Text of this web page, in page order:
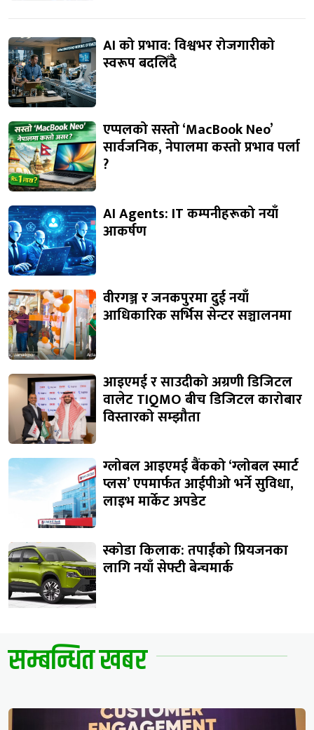
AI को प्रभाव: विश्वभर रोजगारीको
स्वरूप बदलिँदै
एप्पलको सस्तो ‘MacBook Neo’
सार्वजनिक, नेपालमा कस्तो प्रभाव पर्ला
?
AI Agents: IT कम्पनीहरूको नयाँ
आकर्षण
वीरगञ्ज र जनकपुरमा दुई नयाँ
आधिकारिक सर्भिस सेन्टर सञ्चालनमा
आइएमई र साउदीको अग्रणी डिजिटल
वालेट TIQMO बीच डिजिटल कारोबार
विस्तारको सम्झौता
ग्लोबल आइएमई बैंकको ‘ग्लोबल स्मार्ट
प्लस’ एपमार्फत आईपीओ भर्ने सुविधा,
लाइभ मार्केट अपडेट
स्कोडा किलाक: तपाईंको प्रियजनका
लागि नयाँ सेफ्टी बेन्चमार्क
सम्बन्धित खबर